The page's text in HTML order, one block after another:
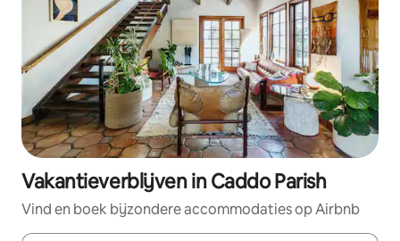
Vakantieverblijven in Caddo Parish
Vind en boek bijzondere accommodaties op Airbnb